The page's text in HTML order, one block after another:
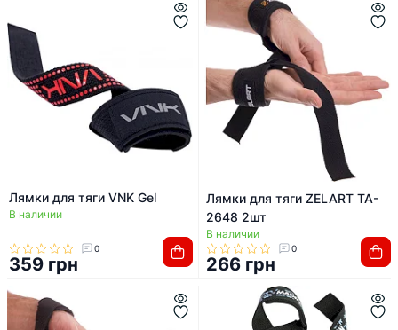
Лямки для тяги VNK Gel
В наличии
0
359 грн
Лямки для тяги ZELART TA-
2648 2шт
В наличии
0
266 грн